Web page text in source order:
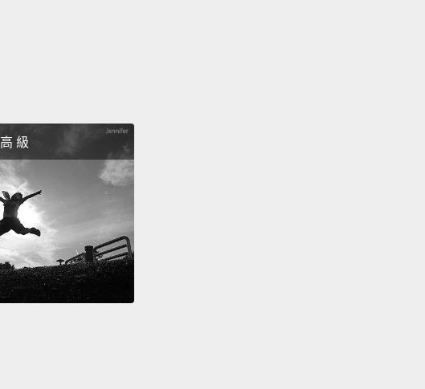
你腦袋是不是有問題？東西給我!
What is going on here?
這裡發生什麼事了？
I believe I'm being robbed, officer.
我相信我被搶了，警察先生。
高 級